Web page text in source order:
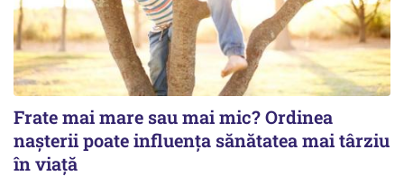
Frate mai mare sau mai mic? Ordinea
nașterii poate influența sănătatea mai târziu
în viață